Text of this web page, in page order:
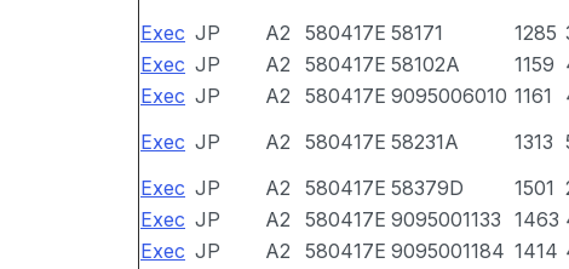
Exec JP A2 580417E 58171 1285
Exec JP A2 580417E 58102A 1159
Exec JP A2 580417E 9095006010 1161
Exec JP A2 580417E 58231A 1313
Exec JP A2 580417E 58379D 1501
Exec JP A2 580417E 9095001133 1463
Exec JP A2 580417E 9095001184 1414